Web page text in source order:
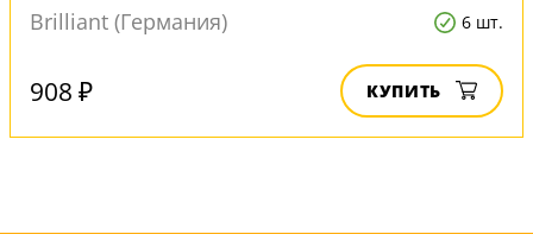
Brilliant (Германия) 6 шт.
908 ₽ КУПИТЬ